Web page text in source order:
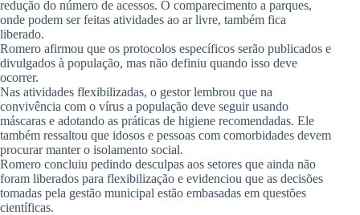
redução do número de acessos. O comparecimento a parques,
onde podem ser feitas atividades ao ar livre, também fica
liberado.
Romero afirmou que os protocolos específicos serão publicados e
divulgados à população, mas não definiu quando isso deve
ocorrer.
Nas atividades flexibilizadas, o gestor lembrou que na
convivência com o vírus a população deve seguir usando
máscaras e adotando as práticas de higiene recomendadas. Ele
também ressaltou que idosos e pessoas com comorbidades devem
procurar manter o isolamento social.
Romero concluiu pedindo desculpas aos setores que ainda não
foram liberados para flexibilização e evidenciou que as decisões
tomadas pela gestão municipal estão embasadas em questões
científicas.